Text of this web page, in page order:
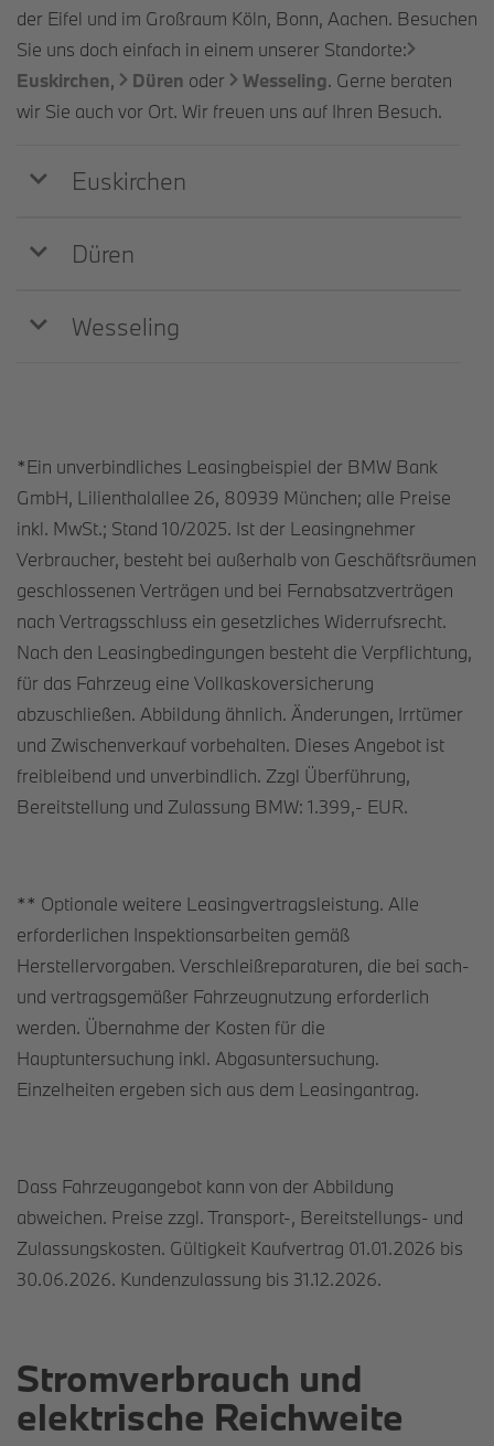
der Eifel und im Großraum Köln, Bonn, Aachen. Besuchen
Sie uns doch einfach in einem unserer Standorte:
Euskirchen, Düren oder Wesseling. Gerne beraten
wir Sie auch vor Ort. Wir freuen uns auf Ihren Besuch.
Euskirchen
Düren
Wesseling
*Ein unverbindliches Leasingbeispiel der BMW Bank
GmbH, Lilienthalallee 26, 80939 München; alle Preise
inkl. MwSt.; Stand 10/2025. Ist der Leasingnehmer
Verbraucher, besteht bei außerhalb von Geschäftsräumen
geschlossenen Verträgen und bei Fernabsatzverträgen
nach Vertragsschluss ein gesetzliches Widerrufsrecht.
Nach den Leasingbedingungen besteht die Verpflichtung,
für das Fahrzeug eine Vollkaskoversicherung
abzuschließen. Abbildung ähnlich. Änderungen, Irrtümer
und Zwischenverkauf vorbehalten. Dieses Angebot ist
freibleibend und unverbindlich. Zzgl Überführung,
Bereitstellung und Zulassung BMW: 1.399,- EUR.
** Optionale weitere Leasingvertragsleistung. Alle
erforderlichen Inspektionsarbeiten gemäß
Herstellervorgaben. Verschleißreparaturen, die bei sach-
und vertragsgemäßer Fahrzeugnutzung erforderlich
werden. Übernahme der Kosten für die
Hauptuntersuchung inkl. Abgasuntersuchung.
Einzelheiten ergeben sich aus dem Leasingantrag.
Dass Fahrzeugangebot kann von der Abbildung
abweichen. Preise zzgl. Transport-, Bereitstellungs- und
Zulassungskosten. Gültigkeit Kaufvertrag 01.01.2026 bis
30.06.2026. Kundenzulassung bis 31.12.2026.
Stromverbrauch und
elektrische Reichweite